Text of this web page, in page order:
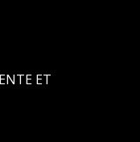
ET